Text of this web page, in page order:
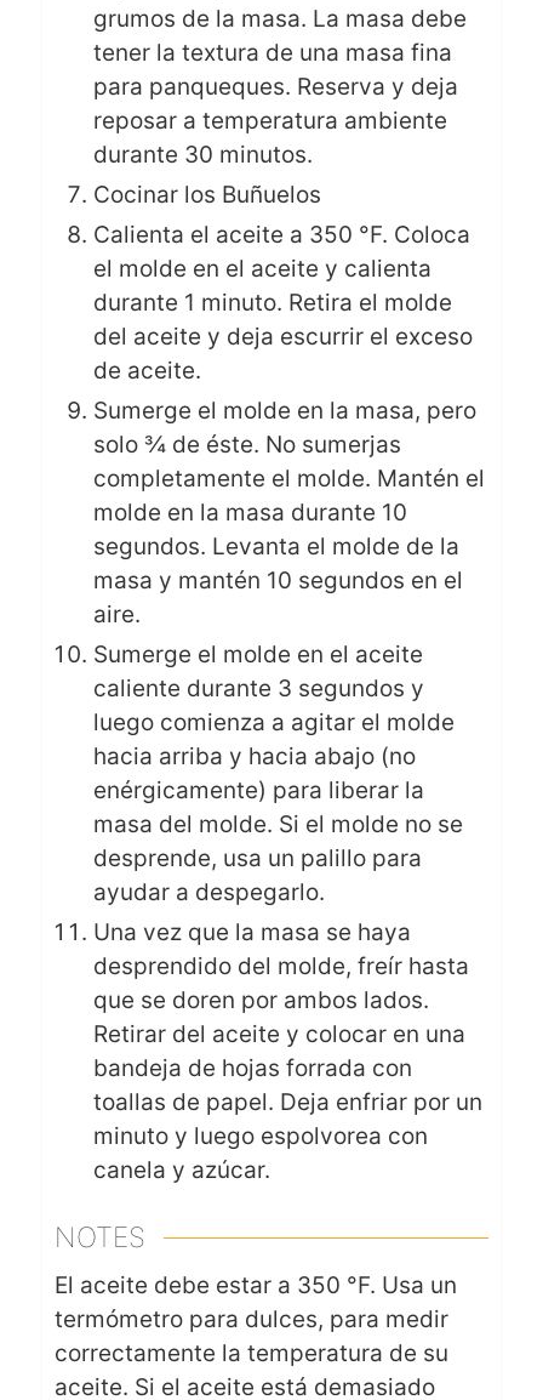
grumos de la masa. La masa debe
tener la textura de una masa fina
para panqueques. Reserva y deja
reposar a temperatura ambiente
durante 30 minutos.
Cocinar los Buñuelos
Calienta el aceite a 350 °F. Coloca
el molde en el aceite y calienta
durante 1 minuto. Retira el molde
del aceite y deja escurrir el exceso
de aceite.
Sumerge el molde en la masa, pero
solo ¾ de éste. No sumerjas
completamente el molde. Mantén el
molde en la masa durante 10
segundos. Levanta el molde de la
masa y mantén 10 segundos en el
aire.
Sumerge el molde en el aceite
caliente durante 3 segundos y
luego comienza a agitar el molde
hacia arriba y hacia abajo (no
enérgicamente) para liberar la
masa del molde. Si el molde no se
desprende, usa un palillo para
ayudar a despegarlo.
Una vez que la masa se haya
desprendido del molde, freír hasta
que se doren por ambos lados.
Retirar del aceite y colocar en una
bandeja de hojas forrada con
toallas de papel. Deja enfriar por un
minuto y luego espolvorea con
canela y azúcar.
NOTES
El aceite debe estar a 350 °F. Usa un
termómetro para dulces, para medir
correctamente la temperatura de su
aceite. Si el aceite está demasiado